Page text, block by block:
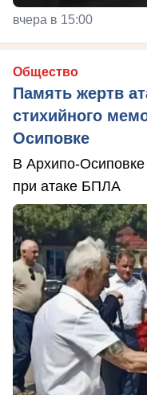
вчера в 15:00
Общество
Память жертв
стихийного
Осиповке
В Архипо-
при атаке БПЛА